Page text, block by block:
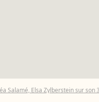
Salamé, Elsa Zylberstein sur son